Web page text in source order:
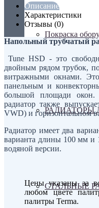
Покраска
РАДИАТОРЫ
СТАЛЬНЫЕ
Описание
Характеристики
Отзывы (0)
Напольный трубчатый
Tune HSD - это
двойным рядом трубок,
витражными окнами. Это
панельным и
большой площади окон.
радиатор также
VWD) и горизонтальном
Радиатор имеет два
варианта длины 100 мм и
водяной версии.
Цены указаны за
любом цвете
палитры Terma.